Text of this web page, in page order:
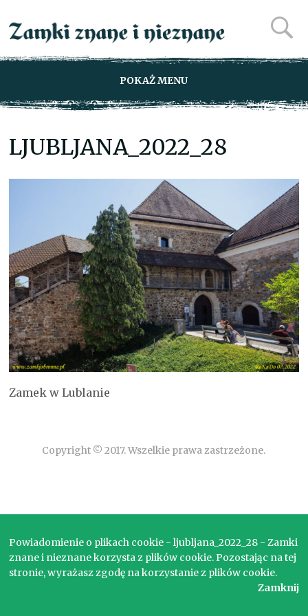
POKAŻ MENU
LJUBLJANA_2022_28
Zamek w Lublanie
Copyright © 2017. Wszelkie prawa zastrzeżone.
Powiadomienie o plikach cookie - ljubljana_2022_28 - Zamki
znane i nieznane korzysta z plików cookie. Pozostając na tej
stronie, wyrażasz zgodę na korzystanie z plików cookie.
Zamknij